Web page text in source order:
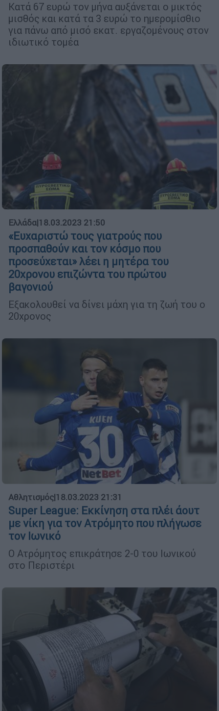
Κατά 67 ευρώ τον μήνα αυξάνεται ο μικτός
μισθός και κατά τα 3 ευρώ το ημερομίσθιο
για πάνω από μισό εκατ. εργαζομένους στον
ιδιωτικό τομέα
Ελλάδα|18.03.2023 21:50
«Ευχαριστώ τους γιατρούς που
προσπαθούν και τον κόσμο που
προσεύχεται» λέει η μητέρα του
20χρονου επιζώντα του πρώτου
βαγονιού
Εξακολουθεί να δίνει μάχη για τη ζωή του ο
20χρονος
Αθλητισμός|18.03.2023 21:31
Super League: Εκκίνηση στα πλέι άουτ
με νίκη για τον Ατρόμητο που πλήγωσε
τον Ιωνικό
Ο Ατρόμητος επικράτησε 2-0 του Ιωνικού
στο Περιστέρι